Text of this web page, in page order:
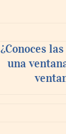
¿Conoces
una